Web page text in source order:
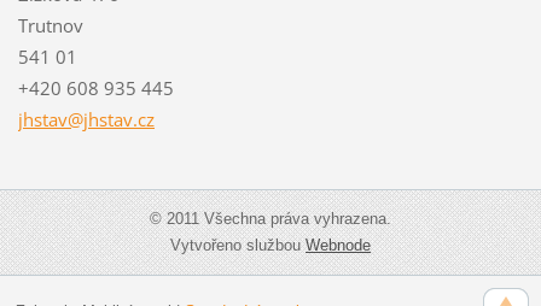
Trutnov
541 01
+420 608 935 445
jhstav@jhstav.cz
© 2011 Všechna práva vyhrazena.
Vytvořeno službouWebnode